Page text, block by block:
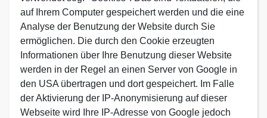
auf Ihrem Computer gespeichert werden und die eine
Analyse der Benutzung der Website durch Sie
ermöglichen. Die durch den Cookie erzeugten
Informationen über Ihre Benutzung dieser Website
werden in der Regel an einen Server von Google in
den USA übertragen und dort gespeichert. Im Falle
der Aktivierung der IP-Anonymisierung auf dieser
Webseite wird Ihre IP-Adresse von Google jedoch